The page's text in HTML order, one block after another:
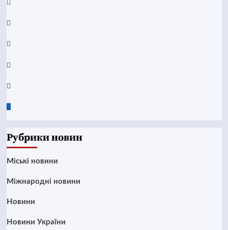
YouTube
Telegram
Instagram
Twitter
Google
Рубрики новин
Mіські новини
Міжнародні новини
Новини
Новини України